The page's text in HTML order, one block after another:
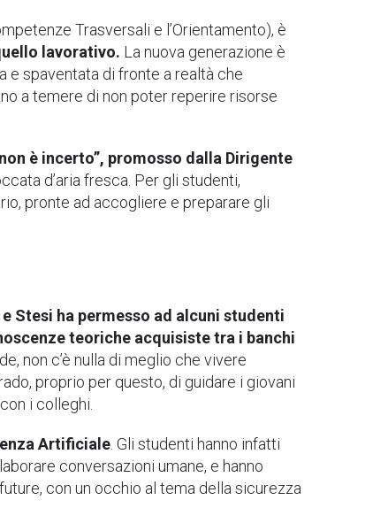
Trasversali e l’Orientamento), è
lavorativo. La nuova generazione è
e spaventata di fronte a realtà che
a temere di non poter reperire risorse
è incerto”, promosso dalla Dirigente
d’aria fresca. Per gli studenti,
pronte ad accogliere e preparare gli
Stesi ha permesso ad alcuni studenti
teoriche acquisiste tra i banchi
non c’è nulla di meglio che vivere
proprio per questo, di guidare i giovani
i colleghi.
Artificiale . Gli studenti hanno infatti
conversazioni umane, e hanno
con un occhio al tema della sicurezza